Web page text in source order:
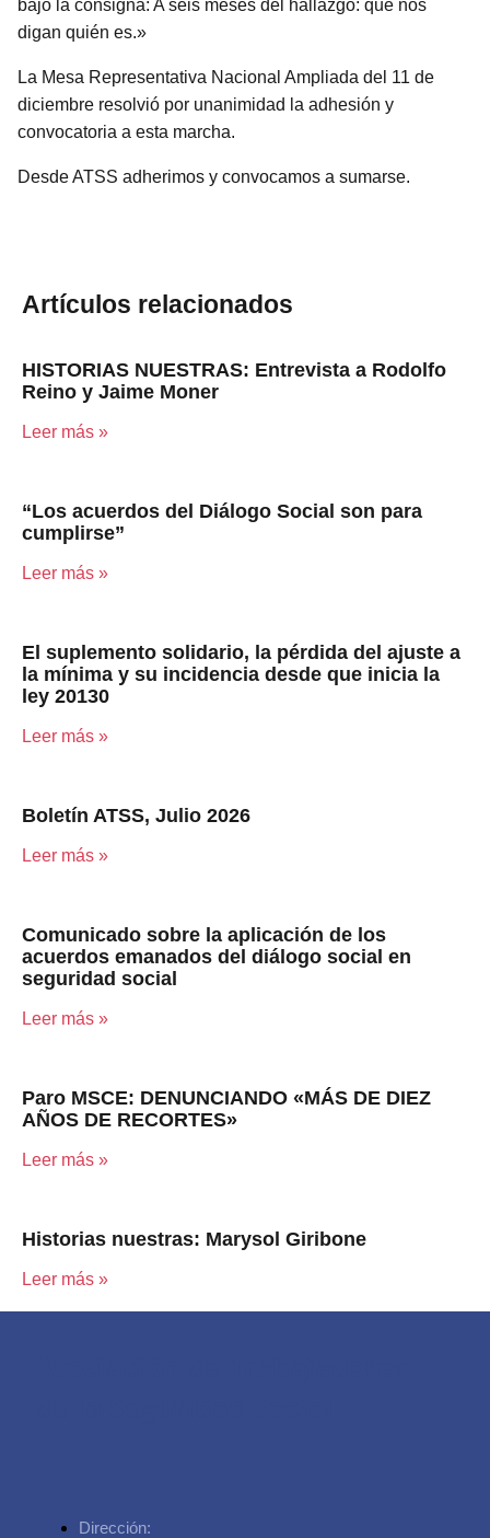
bajo la consigna: A seis meses del hallazgo: que nos
digan quién es.»
La Mesa Representativa Nacional Ampliada del 11 de
diciembre resolvió por unanimidad la adhesión y
convocatoria a esta marcha.
Desde ATSS adherimos y convocamos a sumarse.
Artículos relacionados
HISTORIAS NUESTRAS: Entrevista a Rodolfo
Reino y Jaime Moner
Leer más »
“Los acuerdos del Diálogo Social son para
cumplirse”
Leer más »
El suplemento solidario, la pérdida del ajuste a
la mínima y su incidencia desde que inicia la
ley 20130
Leer más »
Boletín ATSS, Julio 2026
Leer más »
Comunicado sobre la aplicación de los
acuerdos emanados del diálogo social en
seguridad social
Leer más »
Paro MSCE: DENUNCIANDO «MÁS DE DIEZ
AÑOS DE RECORTES»
Leer más »
Historias nuestras: Marysol Giribone
Leer más »
Dirección: